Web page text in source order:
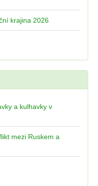
krajina 2026
a kulhavky v
mezi Ruskem a